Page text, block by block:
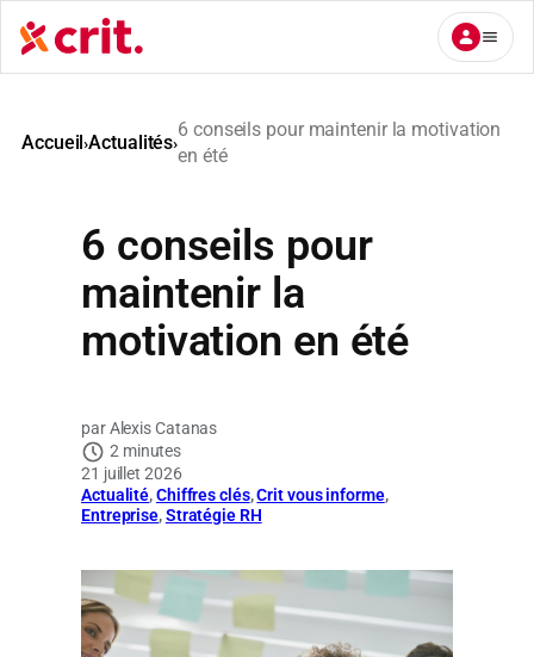
Aller
au
contenu
Accueil›Actualités›
6 conseils pour maintenir la motivation
en été
6 conseils pour
maintenir la
motivation en été
Alexis Catanas
2 minutes
21 juillet 2026
Actualité, Chiffres clés, Crit vous informe,
Entreprise, Stratégie RH